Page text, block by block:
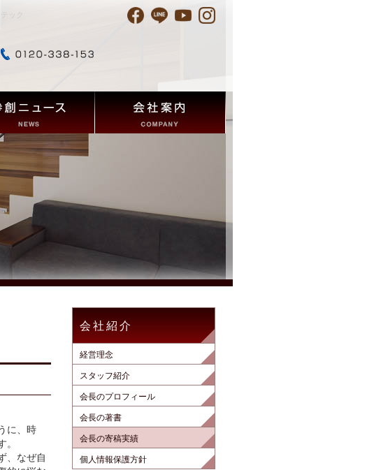
ック
に、時
、なぜ自
会社紹介
経営理念
スタッフ紹介
会長のプロフィール
会長の著書
会長の寄稿実績
個人情報保護方針